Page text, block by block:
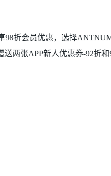
98折会员优惠，选择
两张APP新人优惠券-92折和